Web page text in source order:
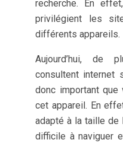
recherche. En
privilégient les
différents appareils.
Aujourd’hui, de
consultent internet
donc important
cet appareil. En
adapté à la taille de
difficile à naviguer